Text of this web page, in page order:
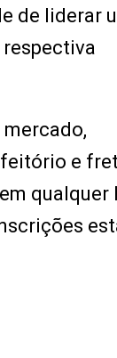
de liderar
e
qualquer